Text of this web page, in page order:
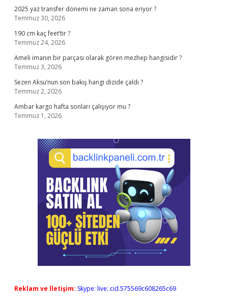
2025 yaz transfer dönemi ne zaman sona eriyor ?
Temmuz 30, 2026
190 cm kaç feet’tir ?
Temmuz 24, 2026
Ameli imanın bir parçası olarak gören mezhep hangisidir ?
Temmuz 3, 2026
Sezen Aksu’nun son bakış hangi dizide çaldı ?
Temmuz 2, 2026
Ambar kargo hafta sonları çalışıyor mu ?
Temmuz 1, 2026
Reklam ve İletişim: Skype: live:.cid.575569c608265c69